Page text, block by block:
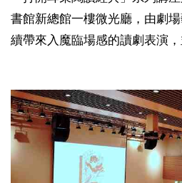
書館新總館一樓微光廳，由劇
續帶來入魔臨場感的讀劇表演